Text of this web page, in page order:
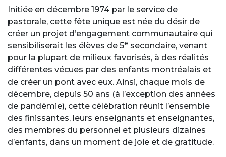
Initiée en décembre 1974 par le service de
pastorale, cette fête unique est née du désir de
créer un projet d’engagement communautaire qui
sensibiliserait les élèves de 5e secondaire, venant
pour la plupart de milieux favorisés, à des réalités
différentes vécues par des enfants montréalais et
de créer un pont avec eux. Ainsi, chaque mois de
décembre, depuis 50 ans (à l’exception des années
de pandémie), cette célébration réunit l’ensemble
des finissantes, leurs enseignants et enseignantes,
des membres du personnel et plusieurs dizaines
d’enfants, dans un moment de joie et de gratitude.